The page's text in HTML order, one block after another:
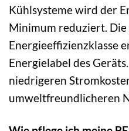
Kühlsysteme wird der
Minimum reduziert. Die
Energieeffizienzklasse
Energielabel des
niedrigeren
umweltfreundlicheren